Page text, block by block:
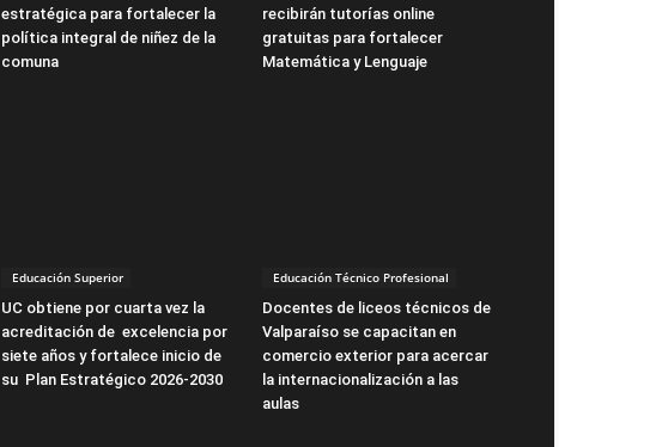
estratégica para fortalecer la
política integral de niñez de la
comuna
recibirán tutorías online
gratuitas para fortalecer
Matemática y Lenguaje
Educación Superior
UC obtiene por cuarta vez la
acreditación de excelencia por
siete años y fortalece inicio de
su Plan Estratégico 2026-2030
Educación Técnico Profesional
Docentes de liceos técnicos de
Valparaíso se capacitan en
comercio exterior para acercar
la internacionalización a las
aulas